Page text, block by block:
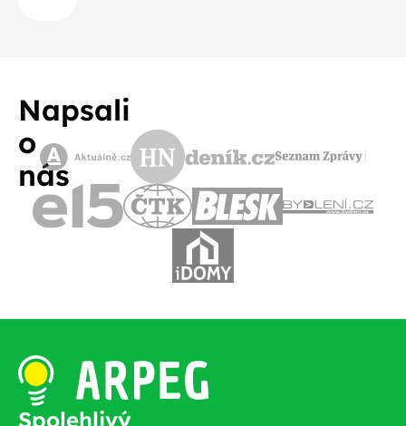
Napsali
o
nás
Spolehlivý